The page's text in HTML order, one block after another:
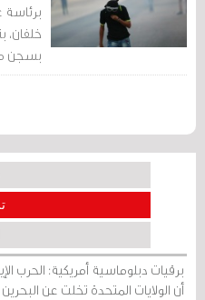
خلفان،
بسجن
آخرين مدة 5
برقيات دبلوماسية أمريكية: الحرب
أن الولايات المتحدة تخلت عن